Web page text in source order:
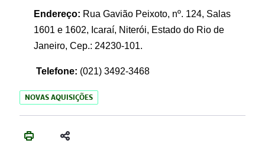
Endereço: Rua Gavião Peixoto, nº. 124, Salas
1601 e 1602, Icaraí, Niterói, Estado do Rio de
Janeiro, Cep.: 24230-101.
Telefone: (021) 3492-3468
NOVAS AQUISIÇÕES